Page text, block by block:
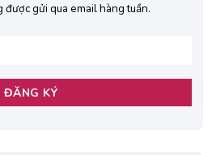
gửi qua email hàng tuần.